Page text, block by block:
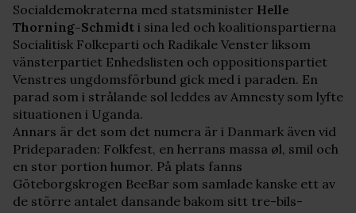
Socialdemokraterna med statsminister Helle
Thorning-Schmidt i sina led och koalitionspartierna
Socialitisk Folkeparti och Radikale Venster liksom
vänsterpartiet Enhedslisten och oppositionspartiet
Venstres ungdomsförbund gick med i paraden. En
parad som i strålande sol leddes av Amnesty som lyfte
situationen i Uganda.
Annars är det som det numera är i Danmark även vid
Prideparaden: Folkfest, en herrans massa øl, smil och
en stor portion humor. På plats fanns
Göteborgskrogen BeeBar som samlade kanske ett av
de större antalet dansande bakom sitt tre-bils-